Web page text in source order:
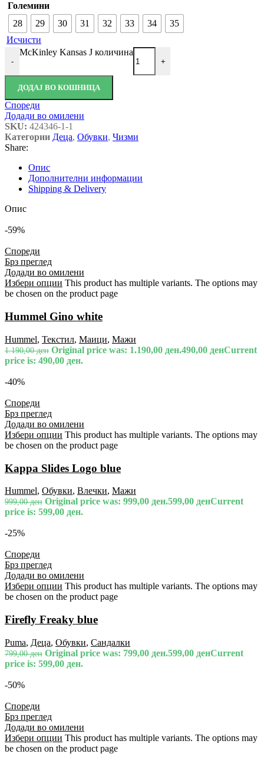
Големини
28
29 30 31 32 33 34
35
Исчисти
-
McKinley Kansas J количина
+
ДОДАЈ ВО КОШНИЦА
Спореди
Додади во омилени
SKU: 424346-1-1
Категории Деца, Обувки, Чизми
Share:
Опис
Дополнителни информации
Shipping & Delivery
Опис
-59%
Спореди
Брз преглед
Додади во омилени
Избери опции This product has multiple variants. The options may
be chosen on the product page
Hummel Gino white
Hummel, Текстил, Маици, Мажи
1.190,00ден Original price was: 1.190,00 ден.490,00 денCurrent
price is: 490,00 ден.
-40%
Спореди
Брз преглед
Додади во омилени
Избери опции This product has multiple variants. The options may
be chosen on the product page
Kappa Slides Logo blue
Hummel, Обувки, Влечки, Мажи
999,00ден Original price was: 999,00 ден.599,00 денCurrent
price is: 599,00 ден.
-25%
Спореди
Брз преглед
Додади во омилени
Избери опции This product has multiple variants. The options may
be chosen on the product page
Firefly Freaky blue
Puma, Деца, Обувки, Сандалки
799,00ден Original price was: 799,00 ден.599,00 денCurrent
price is: 599,00 ден.
-50%
Спореди
Брз преглед
Додади во омилени
Избери опции This product has multiple variants. The options may
be chosen on the product page